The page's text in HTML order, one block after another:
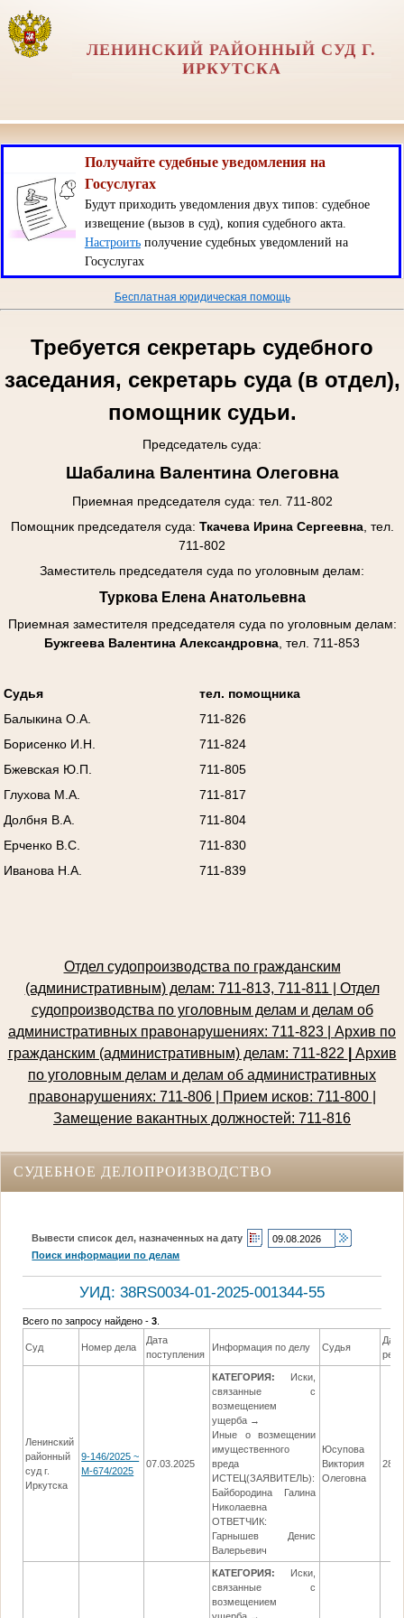
ЛЕНИНСКИЙ РАЙОННЫЙ СУД Г.
ИРКУТСКА
Получайте судебные уведомления на
Госуслугах
Будут приходить уведомления двух типов: судебное
извещение (вызов в суд), копия судебного акта.
Настроитьполучение судебных уведомлений на
Госуслугах
Бесплатная юридическая помощь
Требуется секретарь судебного
заседания, секретарь суда (в отдел),
помощник судьи.
Председатель суда:
Шабалина Валентина Олеговна
Приемная председателя суда: тел. 711-802
Помощник председателя суда: Ткачева Ирина Сергеевна, тел.
711-802
Заместитель председателя суда по уголовным делам:
Туркова Елена Анатольевна
Приемная заместителя председателя суда по уголовным делам:
Бужгеева Валентина Александровна , тел. 711-853
Судья тел. помощника
Балыкина О.А.
711-826
Борисенко И.Н.
711-824
Бжевская Ю.П.
711-805
Глухова М.А.
711-817
Долбня В.А.
711-804
Ерченко В.С.
711-830
Иванова Н.А.
711-839
Отдел судопроизводства по гражданским
(административным) делам: 711-813, 711-811 | Отдел
судопроизводства по уголовным делам и делам об
административных правонарушениях: 711-823 | Архив по
гражданским (административным) делам: 711-822
Архив
по уголовным делам и делам об административных
правонарушениях: 711-806 | Прием исков: 711-800
Замещение вакантных должностей: 711-816
СУДЕБНОЕ ДЕЛОПРОИЗВОДСТВО
Вывести список дел, назначенных на дату
Поиск информации по делам
УИД: 38RS0034-01-2025-001344-55
Всего по запросу найдено -3.
Суд Номер дела
Дата
поступления
Информация по делу Судья
Дата
Ленинский
районный
суд г.
Иркутска
9-146/2025 ~
М-674/2025
07.03.2025
КАТЕГОРИЯ:
Иски,
связанные с
возмещением
ущерба →
Иные о возмещении
имущественного
вреда
ИСТЕЦ(ЗАЯВИТЕЛЬ):
Байбородина Галина
Николаевна
ОТВЕТЧИК:
Гарнышев Денис
Валерьевич
Юсупова
Виктория
Олеговна
КАТЕГОРИЯ:
Иски,
связанные с
возмещением